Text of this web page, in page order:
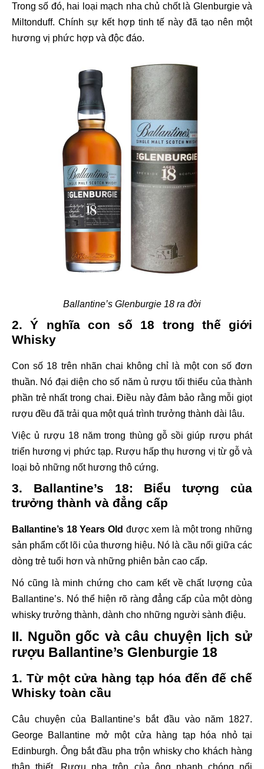
Trong số đó, hai loại mạch nha chủ chốt là Glenburgie và
Miltonduff. Chính sự kết hợp tinh tế này đã tạo nên một
hương vị phức hợp và độc đáo.
Ballantine’s Glenburgie 18 ra đời
2. Ý nghĩa con số 18 trong thế giới
Whisky
Con số 18 trên nhãn chai không chỉ là một con số đơn
thuần. Nó đại diện cho số năm ủ rượu tối thiểu của thành
phần trẻ nhất trong chai. Điều này đảm bảo rằng mỗi giọt
rượu đều đã trải qua một quá trình trưởng thành dài lâu.
Việc ủ rượu 18 năm trong thùng gỗ sồi giúp rượu phát
triển hương vị phức tạp. Rượu hấp thụ hương vị từ gỗ và
loại bỏ những nốt hương thô cứng.
3. Ballantine’s 18: Biểu tượng của
trưởng thành và đẳng cấp
Ballantine’s 18 Years Old được xem là một trong những
sản phẩm cốt lõi của thương hiệu. Nó là cầu nối giữa các
dòng trẻ tuổi hơn và những phiên bản cao cấp.
Nó cũng là minh chứng cho cam kết về chất lượng của
Ballantine’s. Nó thể hiện rõ ràng đẳng cấp của một dòng
whisky trưởng thành, dành cho những người sành điệu.
II. Nguồn gốc và câu chuyện lịch sử
rượu Ballantine’s Glenburgie 18
1. Từ một cửa hàng tạp hóa đến đế chế
Whisky toàn cầu
Câu chuyện của Ballantine’s bắt đầu vào năm 1827.
George Ballantine mở một cửa hàng tạp hóa nhỏ tại
Edinburgh. Ông bắt đầu pha trộn whisky cho khách hàng
thân thiết. Rượu pha trộn của ông nhanh chóng nổi